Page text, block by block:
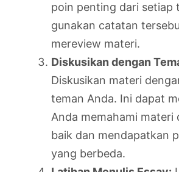
poin penting dari setiap
gunakan catatan
mereview materi.
Diskusikan dengan
Diskusikan materi
teman Anda. Ini dapat
Anda memahami materi
baik dan mendapatkan
yang berbeda.